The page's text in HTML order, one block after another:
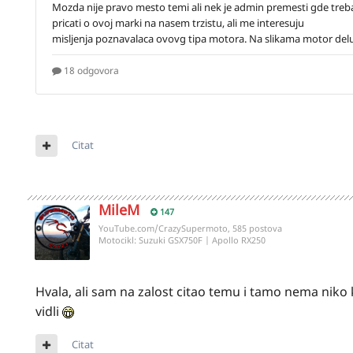
Citat
MileM
147
YouTube.com/CrazySupermoto, 585 postova
Motocikl: Suzuki GSX750F | Apollo RX250
Hvala, ali sam na zalost citao temu i tamo nema
vidli
Citat